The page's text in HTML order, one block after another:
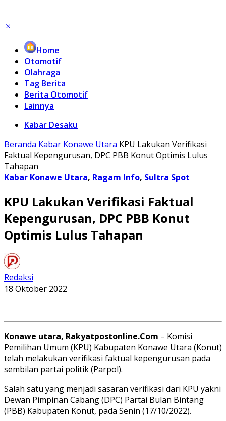
Home
Otomotif
Olahraga
Tag Berita
Berita Otomotif
Lainnya
Kabar Desaku
Beranda Kabar Konawe Utara KPU Lakukan Verifikasi
Faktual Kepengurusan, DPC PBB Konut Optimis Lulus
Tahapan
Kabar Konawe Utara, Ragam Info, Sultra Spot
KPU Lakukan Verifikasi Faktual
Kepengurusan, DPC PBB Konut
Optimis Lulus Tahapan
Redaksi
18 Oktober 2022
Konawe utara, Rakyatpostonline.Com – Komisi
Pemilihan Umum (KPU) Kabupaten Konawe Utara (Konut)
telah melakukan verifikasi faktual kepengurusan pada
sembilan partai politik (Parpol).
Salah satu yang menjadi sasaran verifikasi dari KPU yakni
Dewan Pimpinan Cabang (DPC) Partai Bulan Bintang
(PBB) Kabupaten Konut, pada Senin (17/10/2022).